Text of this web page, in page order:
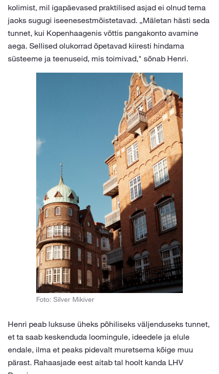
kolimist, mil igapäevased praktilised asjad ei olnud tema
jaoks sugugi iseenesestmõistetavad. „Mäletan hästi seda
tunnet, kui Kopenhaagenis võttis pangakonto avamine
aega. Sellised olukorrad õpetavad kiiresti hindama
süsteeme ja teenuseid, mis toimivad," sõnab Henri.
Foto: Silver Mikiver
Henri peab luksuse üheks põhiliseks väljenduseks tunnet,
et ta saab keskenduda loomingule, ideedele ja elule
endale, ilma et peaks pidevalt muretsema kõige muu
pärast. Rahaasjade eest aitab tal hoolt kanda LHV